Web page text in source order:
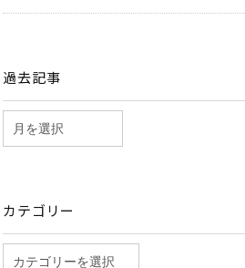
過去記事
カテゴリー